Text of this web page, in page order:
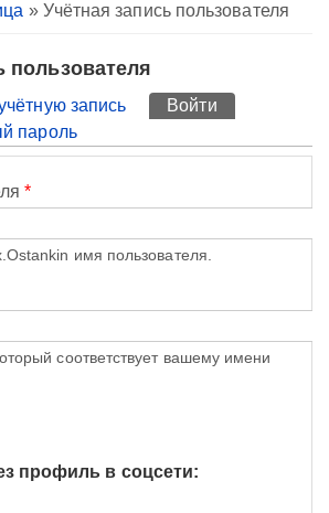
» Учётная запись пользователя
пользователя
запись Войти
пароль
*
имя пользователя.
соответствует вашему имени
профиль в соцсети:
Яндекс